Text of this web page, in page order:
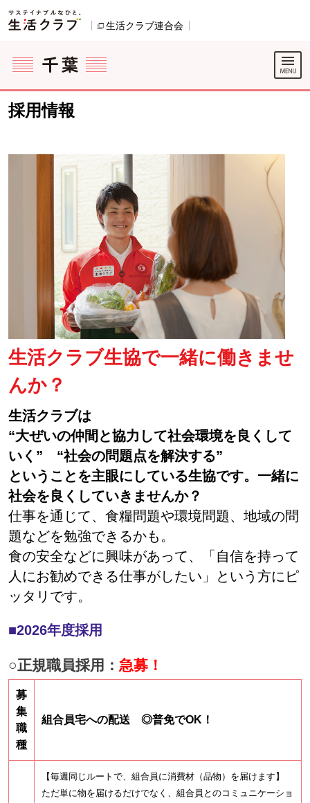
ページの先頭です。
生活クラブ連合会
ここからサイト内共通メニューです。
サイト内共通メニューをスキップする
サイト内共通メニューここまで。
採用情報
生活クラブ生協で一緒に働きませ
んか？
生活クラブは
“大ぜいの仲間と協力して社会環境を良くして
いく” “社会の問題点を解決する”
ということを主眼にしている生協です。一緒に
社会を良くしていきませんか？
仕事を通じて、食糧問題や環境問題、地域の問
題などを勉強できるかも。
食の安全などに興味があって、「自信を持って
人にお勧めできる仕事がしたい」という方にピ
ッタリです。
■2026年度採用
○正規職員採用： 急募！
募
集
職
種
組合員宅への配送 ◎普免でOK！
【毎週同じルートで、組合員に消費材（品物）を届けます】
ただ単に物を届けるだけでなく、組合員とのコミュニケーショ